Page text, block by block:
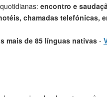
encontro e
chamadas telefónicas,
mais de 85 línguas nativas -